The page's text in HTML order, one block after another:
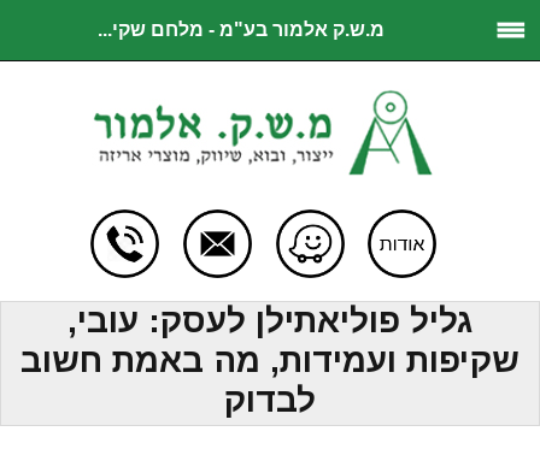
מ.ש.ק אלמור בע"מ - מלחם שקי...
גליל פוליאתילן לעסק: עובי,
שקיפות ועמידות, מה באמת חשוב
לבדוק